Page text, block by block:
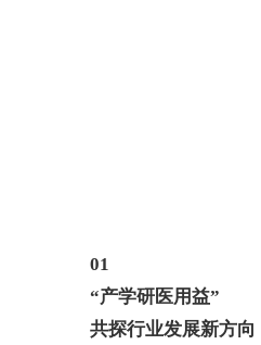
01
“产学研医用益”
共探行业发展新方向